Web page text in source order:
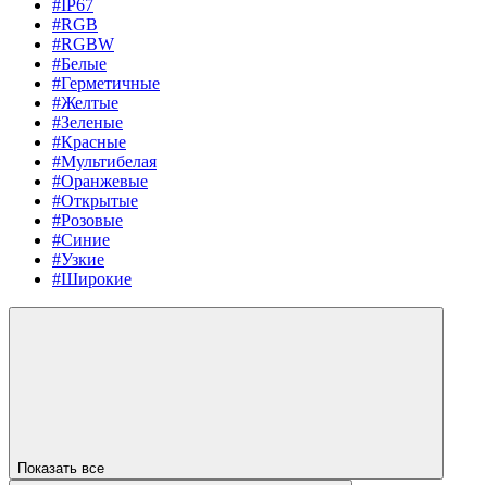
#IP67
#RGB
#RGBW
#Белые
#Герметичные
#Желтые
#Зеленые
#Красные
#Мультибелая
#Оранжевые
#Открытые
#Розовые
#Синие
#Узкие
#Широкие
Показать все